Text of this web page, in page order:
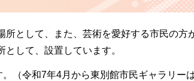
所として、また、芸術を愛好する市民の方
して、設置しています。
（令和7年4月から東別館市民ギャラリー